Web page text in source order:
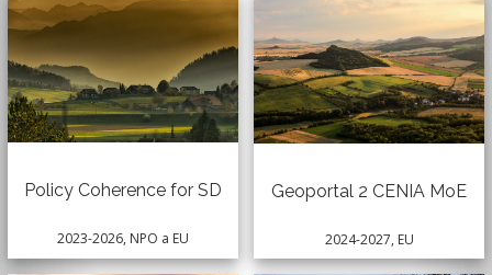
Policy Coherence for SD
2023-2026, NPO a EU
Geoportal 2 CENIA MoE
2024-2027, EU